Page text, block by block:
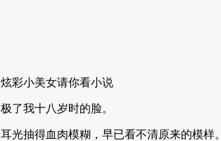
彩小美女请你看小说
了我十八岁时的脸。
光抽得血肉模糊，早已看不清原来的模样。